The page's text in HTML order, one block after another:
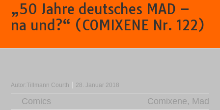
„50 Jahre deutsches MAD –
na und?“ (COMIXENE Nr. 122)
Autor:Tillmann Courth 28. Januar 2018
Comics Comixene, Mad